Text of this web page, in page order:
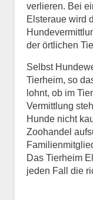
Art
verlieren. Bei
Elsteraue wird
der örtlichen
Selbst
Tierheim, so
lohnt, ob im
Vermittlung
Hunde nicht
Zoohandel
Das Tierheim
jeden Fall die